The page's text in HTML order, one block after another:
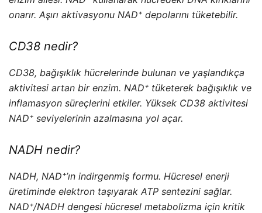
onarır. Aşırı aktivasyonu NAD⁺ depolarını tüketebilir.
CD38 nedir?
CD38, bağışıklık hücrelerinde bulunan ve yaşlandıkça
aktivitesi artan bir enzim. NAD⁺ tüketerek bağışıklık ve
inflamasyon süreçlerini etkiler. Yüksek CD38 aktivitesi
NAD⁺ seviyelerinin azalmasına yol açar.
NADH nedir?
NADH, NAD⁺’ın indirgenmiş formu. Hücresel enerji
üretiminde elektron taşıyarak ATP sentezini sağlar.
NAD⁺/NADH dengesi hücresel metabolizma için kritik